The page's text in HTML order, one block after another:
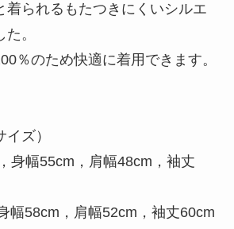
着られるもたつきにくいシルエ
。
％のため快適に着用できます。
ズ）
幅55cm，肩幅48cm，袖丈
幅58cm，肩幅52cm，袖丈60cm